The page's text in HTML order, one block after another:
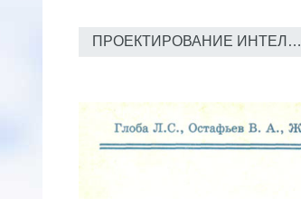
ПРОЕКТИРОВАНИЕ ИНТЕЛ…